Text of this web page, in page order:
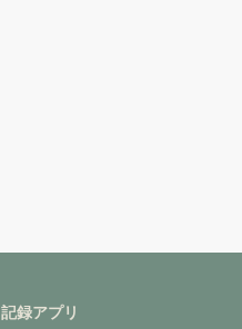
録アプリ